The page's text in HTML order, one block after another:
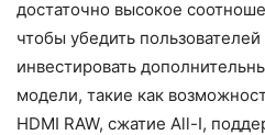
достаточно высокое
чтобы убедить
инвестировать
модели, такие как
HDMI RAW, сжатие All-I,